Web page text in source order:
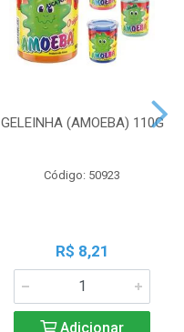
GELEINHA (AMOEBA) 110G
Código: 50923
R$ 8,21
Adicionar